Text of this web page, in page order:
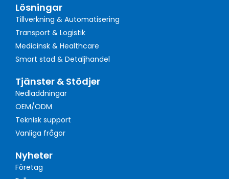
Lösningar
Tillverkning & Automatisering
Transport & Logistik
Medicinsk & Healthcare
Smart stad & Detaljhandel
Tjänster & Stödjer
Nedladdningar
OEM/ODM
Teknisk support
Vanliga frågor
Nyheter
Företag